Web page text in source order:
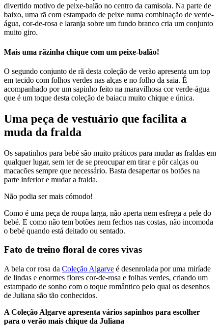
divertido motivo de peixe-balão no centro da camisola. Na parte de
baixo, uma rã com estampado de peixe numa combinação de verde-
água, cor-de-rosa e laranja sobre um fundo branco cria um conjunto
muito giro.
Mais uma rãzinha chique com um peixe-balão!
O segundo conjunto de rã desta coleção de verão apresenta um top
em tecido com folhos verdes nas alças e no folho da saia. É
acompanhado por um sapinho feito na maravilhosa cor verde-água
que é um toque desta coleção de baiacu muito chique e única.
Uma peça de vestuário que facilita a
muda da fralda
Os sapatinhos para bebé são muito práticos para mudar as fraldas em
qualquer lugar, sem ter de se preocupar em tirar e pôr calças ou
macacões sempre que necessário. Basta desapertar os botões na
parte inferior e mudar a fralda.
Não podia ser mais cómodo!
Como é uma peça de roupa larga, não aperta nem esfrega a pele do
bebé. E como não tem botões nem fechos nas costas, não incomoda
o bebé quando está deitado ou sentado.
Fato de treino floral de cores vivas
A bela cor rosa da Coleção Algarve é desenrolada por uma miríade
de lindas e enormes flores cor-de-rosa e folhas verdes, criando um
estampado de sonho com o toque romântico pelo qual os desenhos
de Juliana são tão conhecidos.
A Coleção Algarve apresenta vários sapinhos para escolher
para o verão mais chique da Juliana